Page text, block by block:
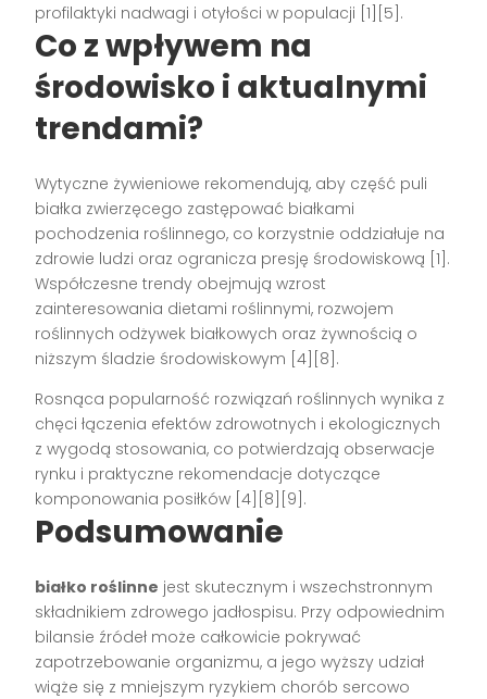
profilaktyki nadwagi i otyłości w populacji [1][5].
Co z wpływem na
środowisko i aktualnymi
trendami?
Wytyczne żywieniowe rekomendują, aby część puli
białka zwierzęcego zastępować białkami
pochodzenia roślinnego, co korzystnie oddziałuje na
zdrowie ludzi oraz ogranicza presję środowiskową [1].
Współczesne trendy obejmują wzrost
zainteresowania dietami roślinnymi, rozwojem
roślinnych odżywek białkowych oraz żywnością o
niższym śladzie środowiskowym [4][8].
Rosnąca popularność rozwiązań roślinnych wynika z
chęci łączenia efektów zdrowotnych i ekologicznych
z wygodą stosowania, co potwierdzają obserwacje
rynku i praktyczne rekomendacje dotyczące
komponowania posiłków [4][8][9].
Podsumowanie
białko roślinne jest skutecznym i wszechstronnym
składnikiem zdrowego jadłospisu. Przy odpowiednim
bilansie źródeł może całkowicie pokrywać
zapotrzebowanie organizmu, a jego wyższy udział
wiąże się z mniejszym ryzykiem chorób sercowo